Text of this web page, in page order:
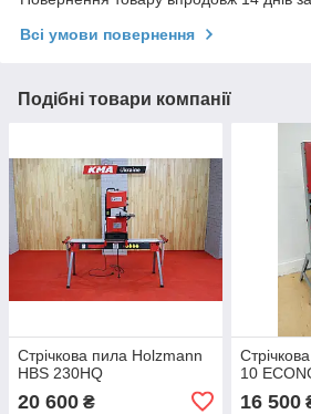
Всі умови повернення
Подібні товари компанії
Стрічкова пила Holzmann
HBS 230HQ
20 600 ₴
10
16 500